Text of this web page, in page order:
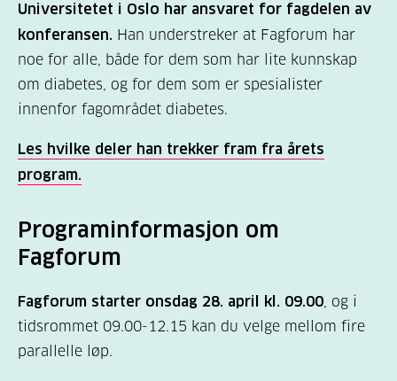
Universitetet i Oslo har ansvaret for fagdelen av
konferansen. Han understreker at Fagforum har
noe for alle, både for dem som har lite kunnskap
om diabetes, og for dem som er spesialister
innenfor fagområdet diabetes.
Les hvilke deler han trekker fram fra årets
program.
Programinformasjon om
Fagforum
Fagforum starter onsdag 28. april kl. 09.00, og i
tidsrommet 09.00-12.15 kan du velge mellom fire
parallelle løp.